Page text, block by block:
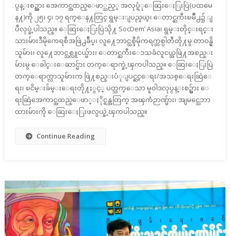
ပ္ငန္းစဥ္အား အေကာင္အထည္ေဖာ္သည့္ အလုပ္ရံုေဆြးေႏြးပြဲ(ပထမေ
န႔)ကို ၂၅၊ ၄၊ ၁၇ ရက္ေန႔တြင္ ရွမ္းျပည္နယ္၊ ေတာင္ႀကီးၿမိဳ႕၌ ျ
ပဳလုပ္ခဲ့ပါသည္။ ေဆြးေႏြးပြဲသို႔ SocDem’ Asia၊ ရွမ္းတိုင္းရင္း
သားမ်ားဒီမိုကေရစီအဖြဲ႕ခ်ဳပ္၊ လူ႔ေဘာင္သစ္ဒီမိုကရက္တစ္ပါတီတို႔မွ တာဝန္ရွိ
သူမ်ား၊ လူ႔ေဘာင္သစ္လူငယ္မ်ား၊ ေတာင္ႀကီးေဒသခံလူငယ္အဖြဲ႔အစည္း
မ်ားမွ ေခါင္းေဆာင္မ်ား တက္ေရာက္ခဲ့ၾကပါသည္။ ေဆြးေႏြးပြဲ
တက္ေရာက္လာသူမ်ားက ဖြဲ႔စည္းပံုျပင္ဆင္ေရး/အသစ္ေရးဆြဲေ
ရး၊ ၿငိမ္းခ်မ္းေရးတို႔ႏွင့္ ပတ္သက္ေသာ မူဝါဒလုပ္ငန္းစဥ္မ်ား ေ
ရးဆြဲအေကာင္အထည္ေဖာ္ႏိုင္ရန္အတြက္ အၾကံဉာဏ္မ်ား၊ အျမင္သေဘာ
ထားမ်ားကို ေဆြးေႏြးဖလွယ္ခဲ့ၾကပါသည္။
Continue Reading